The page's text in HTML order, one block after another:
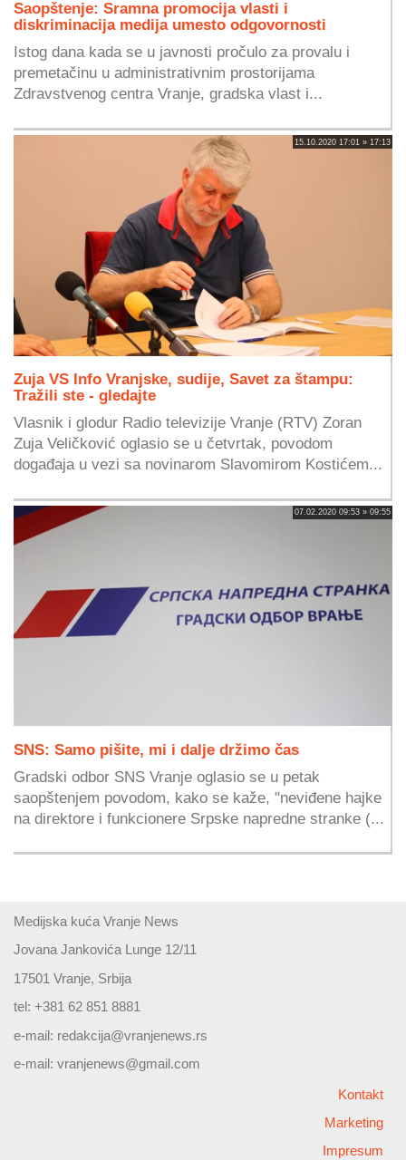
Saopštenje: Sramna promocija vlasti i
diskriminacija medija umesto odgovornosti
Istog dana kada se u javnosti pročulo za provalu i
premetačinu u administrativnim prostorijama
Zdravstvenog centra Vranje, gradska vlast i...
15.10.2020 17:01 » 17:13
Zuja VS Info Vranjske, sudije, Savet za štampu:
Tražili ste - gledajte
Vlasnik i glodur Radio televizije Vranje (RTV) Zoran
Zuja Veličković oglasio se u četvrtak, povodom
događaja u vezi sa novinarom Slavomirom Kostićem...
07.02.2020 09:53 » 09:55
SNS: Samo pišite, mi i dalje držimo čas
Gradski odbor SNS Vranje oglasio se u petak
saopštenjem povodom, kako se kaže, "neviđene hajke
na direktore i funkcionere Srpske napredne stranke (...
Medijska kuća Vranje News
Jovana Jankovića Lunge 12/11
17501 Vranje, Srbija
tel: +381 62 851 8881
e-mail: redakcija@vranjenews.rs
e-mail: vranjenews@gmail.com
Kontakt
Marketing
Impresum